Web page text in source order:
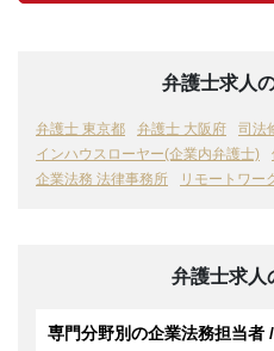
弁護士求人
弁護士 東京都 弁護士 大阪府
司法
インハウスローヤー(企業内弁護士)
企業法務 法律事務所
リモートワー
弁護士求人
専門分野別の企業法務担当者